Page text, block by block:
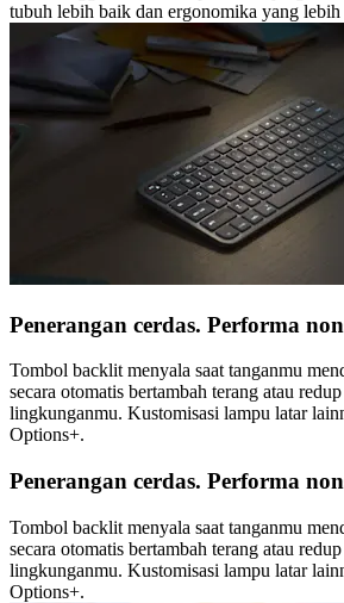
tubuh lebih baik dan ergonomika yang lebih
Penerangan cerdas. Performa
Tombol backlit menyala saat tanganmu
secara otomatis bertambah terang atau
lingkunganmu. Kustomisasi lampu latar
Options+.
Penerangan cerdas. Performa
Tombol backlit menyala saat tanganmu
secara otomatis bertambah terang atau
lingkunganmu. Kustomisasi lampu latar
Options+.